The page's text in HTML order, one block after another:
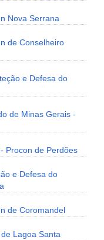
Nova Serrana
de Conselheiro
e Defesa do
de Minas Gerais -
Procon de Perdões
e Defesa do
de Coromandel
Lagoa Santa